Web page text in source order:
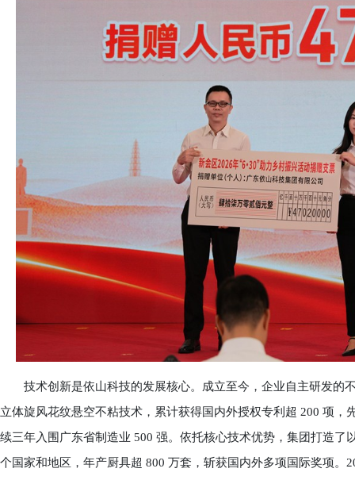
技术创新是依山科技的发展核心。成立至今，企业自主研发的
立体旋风花纹悬空不粘技术，累计获得国内外授权专利超 200 项
续三年入围广东省制造业 500 强。依托核心技术优势，集团打造
个国家和地区，年产厨具超 800 万套，斩获国内外多项国际奖项